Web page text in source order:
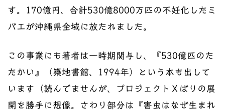
す。170億円、合計530億8000万匹の不妊化したミ
バエが沖縄県全域に放たれました。
この事業にも著者は一時期関与し、『530億匹のた
たかい』（築地書館、1994年）という本も出して
います（読んでませんが、プロジェクトＸばりの展
開を勝手に想像。さわり部分は『害虫はなぜ生まれ